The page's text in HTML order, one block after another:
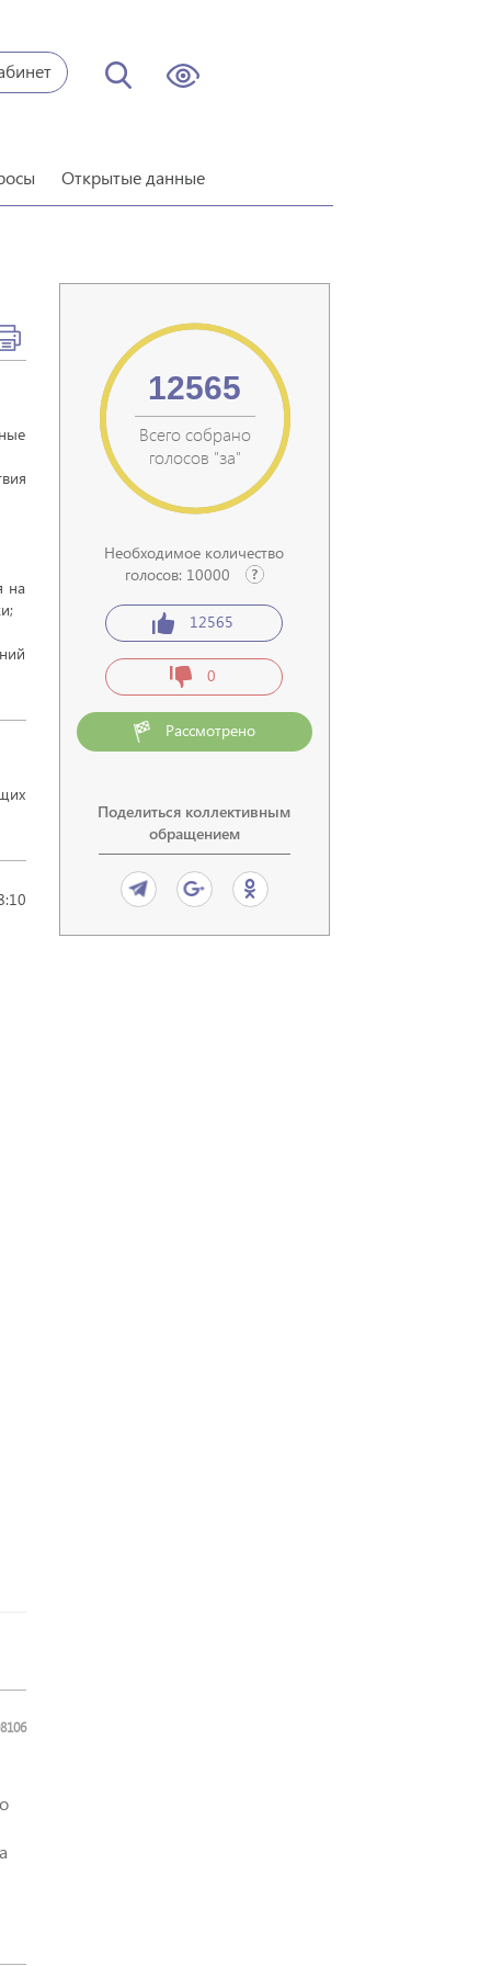
Открытые данные
Всего собрано
голосов "за"
12565
Необходимое количество
голосов: 10000
12565
0
Рассмотрено
Поделиться коллективным
обращением
на